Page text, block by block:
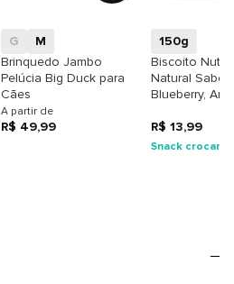
G
M
Brinquedo Jambo
Pelúcia Big Duck para
Cães
A partir de
R$ 49,99
150g
Biscoito
Natural Sabor
Blueberry,
Adultos
R$ 13,99
Snack crocante